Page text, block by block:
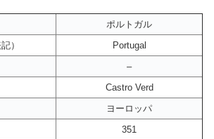
ポルトガル
）
Portugal
–
Castro Verd
ヨーロッパ
351